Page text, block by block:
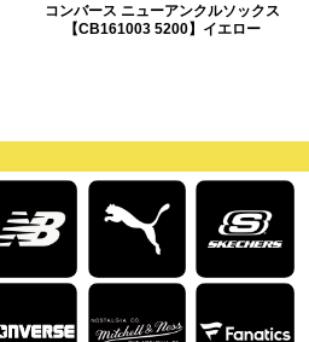
コンバース ニューアンクルソックス
【CB161003 5200】イエロー